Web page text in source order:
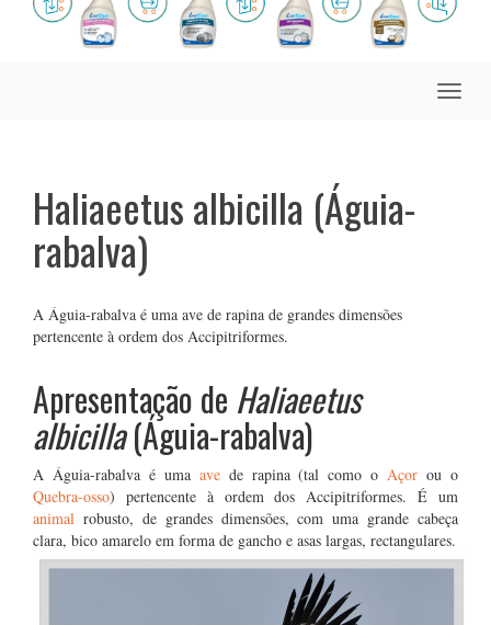
Toggle
Haliaeetus albicilla (Águia-
rabalva)
A Águia-rabalva é uma ave de rapina de grandes dimensões
pertencente à ordem dos Accipitriformes.
Apresentação de Haliaeetus
albicilla(Águia-rabalva)
A Águia-rabalva é uma avede rapina (tal como oAçor ou o
Quebra-osso) pertencente à ordem dos Accipitriformes. É um
animal robusto, de grandes dimensões, com uma grande cabeça
clara, bico amarelo em forma de gancho e asas largas, rectangulares.